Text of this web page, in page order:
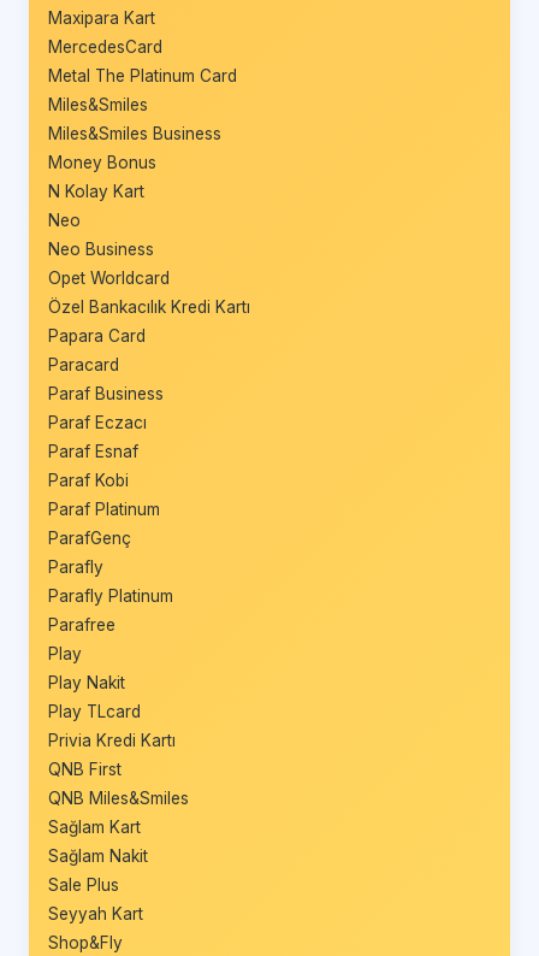
Maxipara Kart
MercedesCard
Metal The Platinum Card
Miles&Smiles
Miles&Smiles Business
Money Bonus
N Kolay Kart
Neo
Neo Business
Opet Worldcard
Özel Bankacılık Kredi Kartı
Papara Card
Paracard
Paraf Business
Paraf Eczacı
Paraf Esnaf
Paraf Kobi
Paraf Platinum
ParafGenç
Parafly
Parafly Platinum
Parafree
Play
Play Nakit
Play TLcard
Privia Kredi Kartı
QNB First
QNB Miles&Smiles
Sağlam Kart
Sağlam Nakit
Sale Plus
Seyyah Kart
Shop&Fly